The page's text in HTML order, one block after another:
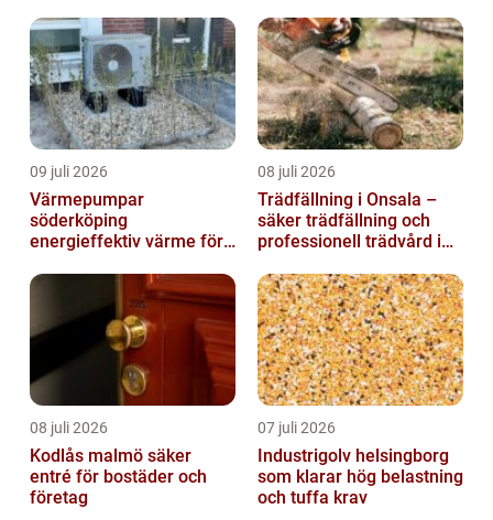
09 juli 2026
Värmepumpar
söderköping
energieffektiv värme för
08 juli 2026
Trädfällning i Onsala –
säker trädfällning och
professionell trädvård i
08 juli 2026
Kodlås malmö säker
entré för bostäder och
företag
07 juli 2026
Industrigolv helsingborg
som klarar hög belastning
och tuffa krav